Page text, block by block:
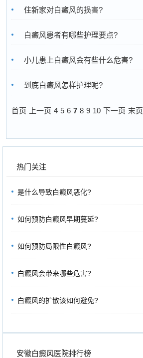
住新家对白癜风的损害?
白癜风患者有哪些护理要点?
小儿患上白癜风会有些什么危害?
到底白癜风怎样护理呢?
首页 上一页 4 5 6 7 8 9 10 下一页 末页
热门关注
是什么导致白癜风恶化?
如何预防白癜风早期蔓延?
如何预防局限性白癜风?
白癜风会带来哪些危害?
白癜风的扩散该如何避免?
安徽白癜风医院排行榜